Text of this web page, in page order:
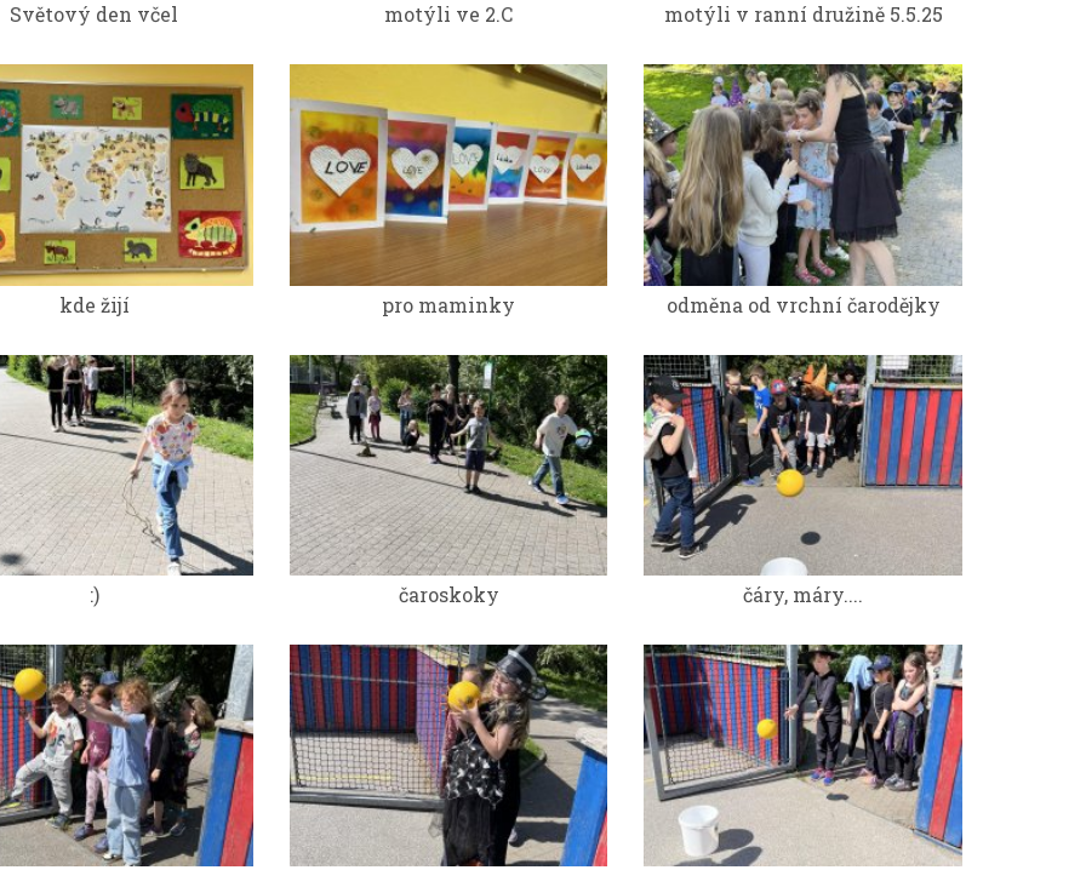
Světový den včel motýli ve 2.C motýli v ranní družině 5.5.25
kde žijí pro maminky odměna od vrchní čarodějky
:) čaroskoky čáry, máry....